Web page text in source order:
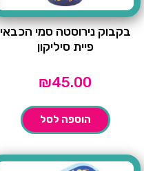
בקבוק נירוסטה סמי הכבאי
פיית סיליקון
₪45.00
הוספה לסל